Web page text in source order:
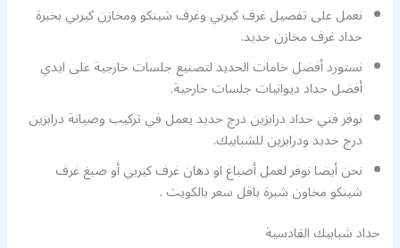
نعمل على تفصيل غرف كيربي وغرف شينكو ومخازن كيربي بخبرة
حداد غرف مخازن حديد.
نستورد أفضل خامات الحديد لتصنيع جلسات خارجية على ايدي
أفضل حداد ديوانيات جلسات خارجية.
نوفر فني حداد درابزين درج حديد يعمل في تركيب وصيانة درابزين
درج حديد ودرابزين للشبابيك.
نحن أيضا نوفر لعمل أصباغ او دهان غرف كيربي أو صبغ غرف
شينكو مخاون شبرة باقل سعر بالكويت .
حداد شبابيك القادسية